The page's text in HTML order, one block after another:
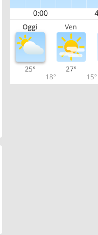
Oggi Ven
25°
18°
27°
15°